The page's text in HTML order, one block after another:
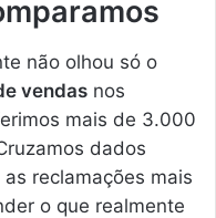
não olhou só o
vendas nos
mais de 3.000
dados
reclamações mais
o que realmente